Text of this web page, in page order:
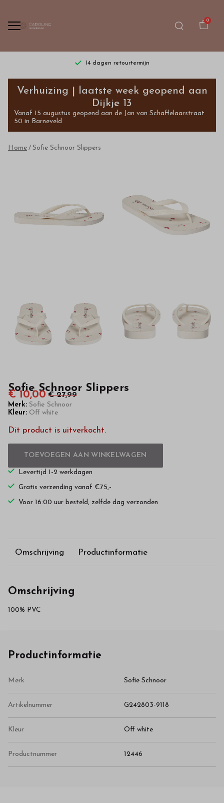
0
14 dagen retourtermijn
Sofie
Schnoor
Slippers
kinderkleding
van
hoge
webshop
Verhuizing | laatste week geopend aan
Dijkje 13
Vanaf 15 augustus geopend aan de Jan van Schaffelaarstraat
50 in Barneveld
Home Sofie Schnoor Slippers
Sofie Schnoor Slippers
€ 10,00 € 27,99
Merk: Sofie Schnoor
Kleur: Off white
Dit product is uitverkocht.
TOEVOEGEN AAN WINKELWAGEN
Levertijd 1-2 werkdagen
Gratis verzending vanaf €75,-
Voor 16:00 uur besteld, zelfde dag verzonden
Omschrijving Productinformatie
Omschrijving
100% PVC
Productinformatie
Merk Sofie Schnoor
Artikelnummer G242803-9118
Kleur Off white
Productnummer 12446